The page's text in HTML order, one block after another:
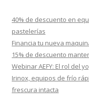
40% de descuento en
pastelerías
Financia tu nueva
15% de descuento
Webinar AEFY: El rol del
Irinox, equipos de frío
frescura intacta